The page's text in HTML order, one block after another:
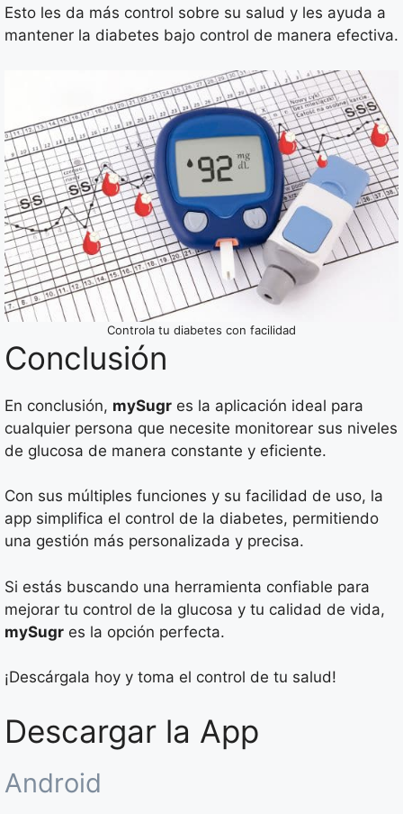
Esto les da más control sobre su salud y les ayuda a
mantener la diabetes bajo control de manera efectiva.
Controla tu diabetes con facilidad
Conclusión
En conclusión, mySugr es la aplicación ideal para
cualquier persona que necesite monitorear sus niveles
de glucosa de manera constante y eficiente.
Con sus múltiples funciones y su facilidad de uso, la
app simplifica el control de la diabetes, permitiendo
una gestión más personalizada y precisa.
Si estás buscando una herramienta confiable para
mejorar tu control de la glucosa y tu calidad de vida,
mySugr es la opción perfecta.
¡Descárgala hoy y toma el control de tu salud!
Descargar la App
Android